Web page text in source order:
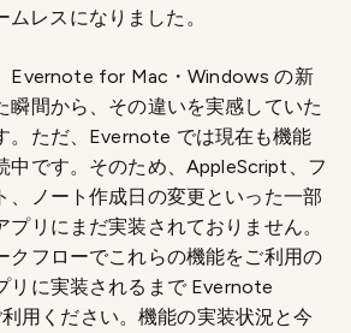
ムレスになりました。
Evernote for Mac・Windows の新
瞬間から、その違いを実感していた
。ただ、Evernote では現在も機能
中です。そのため、AppleScript、フ
、ノート作成日の変更といった一部
リにまだ実装されておりません。
クフローでこれらの機能をご利用の
リに実装されるまで Evernote
用ください。機能の実装状況と今